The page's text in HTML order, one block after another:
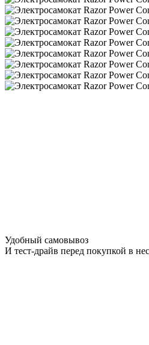
Удобный самовывоз
И тест-драйв перед покупкой в